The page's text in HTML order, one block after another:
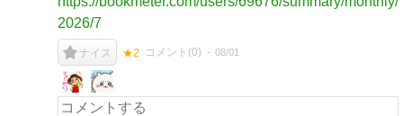
2026/7
ナイス ★2 コメント(0) 08/01